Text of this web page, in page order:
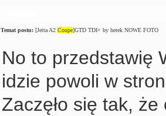
Temat postu: [Jetta A2 Coupe]GTD TDI+ by herek NOWE FOTO
No to przedstawię
idzie powoli w
Zaczęło się tak,